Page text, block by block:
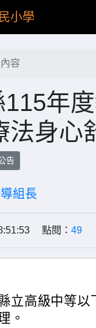
小學
容
年
身心
告
組長
點閱： 49
立高級中等
。